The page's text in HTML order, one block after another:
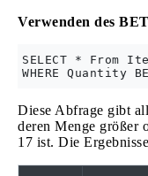
Verwenden des
SELECT * From
Diese Abfrage gibt
deren Menge größer
17 ist. Die